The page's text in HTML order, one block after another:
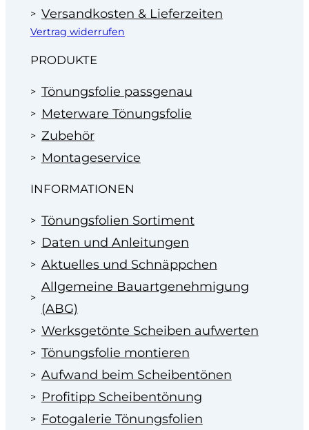
Versandkosten & Lieferzeiten
Vertrag widerrufen
PRODUKTE
Tönungsfolie passgenau
Meterware Tönungsfolie
Zubehör
Montageservice
INFORMATIONEN
Tönungsfolien Sortiment
Daten und Anleitungen
Aktuelles und Schnäppchen
Allgemeine Bauartgenehmigung
(ABG)
Werksgetönte Scheiben aufwerten
Tönungsfolie montieren
Aufwand beim Scheibentönen
Profitipp Scheibentönung
Fotogalerie Tönungsfolien